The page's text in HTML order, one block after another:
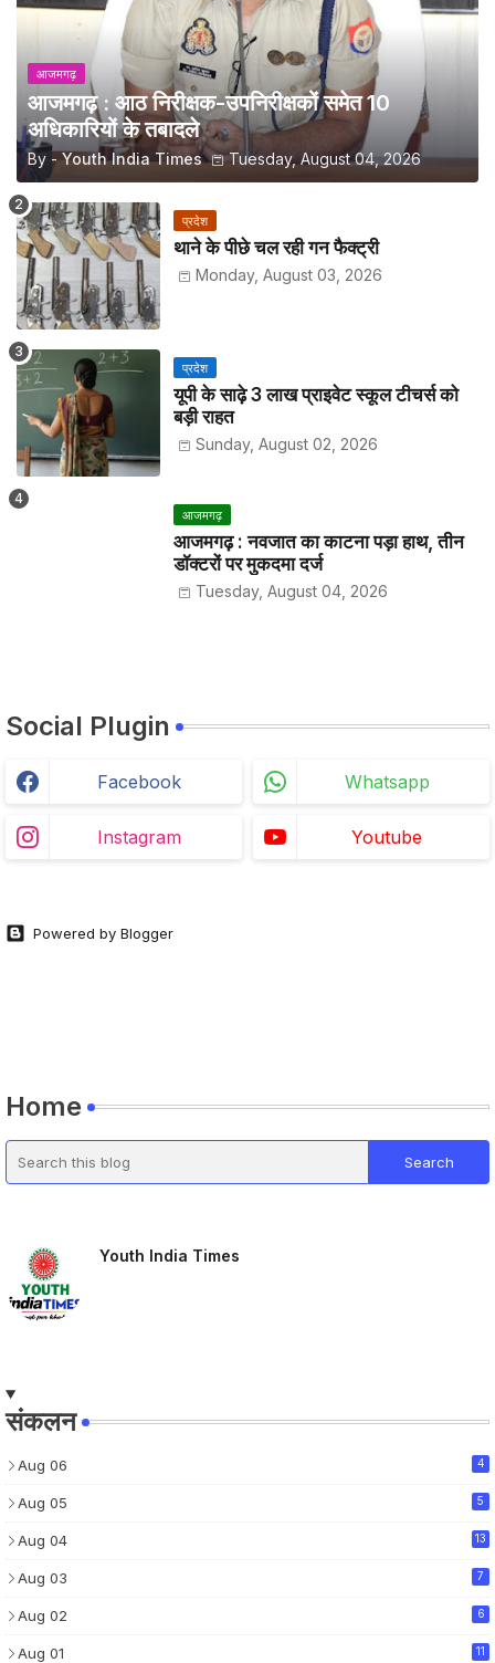
आजमगढ़
आजमगढ़ : आठ निरीक्षक-उपनिरीक्षकों समेत 10
अधिकारियों के तबादले
By - Youth India Times Tuesday, August 04, 2026
प्रदेश
थाने के पीछे चल रही गन फैक्ट्री
Monday, August 03, 2026
प्रदेश
यूपी के साढ़े 3 लाख प्राइवेट स्कूल टीचर्स को
बड़ी राहत
Sunday, August 02, 2026
आजमगढ़
आजमगढ़ : नवजात का काटना पड़ा हाथ, तीन
डॉक्टरों पर मुकदमा दर्ज
Tuesday, August 04, 2026
Social Plugin
Facebook Whatsapp
Instagram Youtube
Powered by Blogger
Home
Youth India Times
संकलन
Aug 06 4
Aug 05 5
Aug 04 13
Aug 03 7
Aug 02 6
Aug 01 11